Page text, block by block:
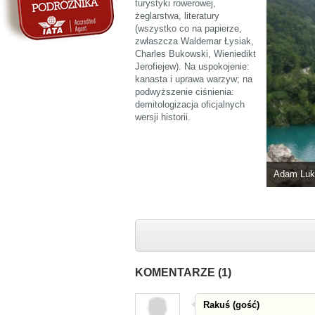
Adam
turystyki rowerowej,
żeglarstwa, literatury
(wszystko co na papierze,
zwłaszcza Waldemar Łysiak,
Charles Bukowski, Wieniedikt
Jerofiejew). Na uspokojenie:
kanasta i uprawa warzyw; na
podwyższenie ciśnienia:
demitologizacja oficjalnych
wersji historii.
KOMENTARZE (1)
Rakuś (gość)